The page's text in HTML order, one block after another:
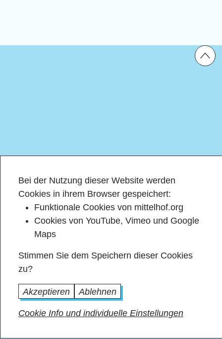
Bei der Nutzung dieser Website werden
Cookies in ihrem Browser gespeichert:
Funktionale Cookies von mittelhof.org
Cookies von YouTube, Vimeo und Google
Maps
Stimmen Sie dem Speichern dieser Cookies
zu?
Akzeptieren Ablehnen
Cookie Info und individuelle Einstellungen